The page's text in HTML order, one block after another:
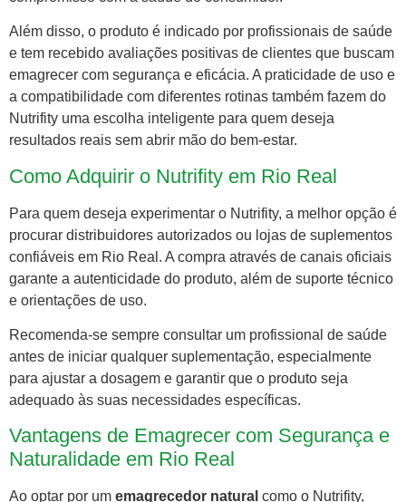
Além disso, o produto é indicado por profissionais de saúde
e tem recebido avaliações positivas de clientes que buscam
emagrecer com segurança e eficácia. A praticidade de uso e
a compatibilidade com diferentes rotinas também fazem do
Nutrifity uma escolha inteligente para quem deseja
resultados reais sem abrir mão do bem-estar.
Como Adquirir o Nutrifity em Rio Real
Para quem deseja experimentar o Nutrifity, a melhor opção é
procurar distribuidores autorizados ou lojas de suplementos
confiáveis em Rio Real. A compra através de canais oficiais
garante a autenticidade do produto, além de suporte técnico
e orientações de uso.
Recomenda-se sempre consultar um profissional de saúde
antes de iniciar qualquer suplementação, especialmente
para ajustar a dosagem e garantir que o produto seja
adequado às suas necessidades específicas.
Vantagens de Emagrecer com Segurança e
Naturalidade em Rio Real
Ao optar por um emagrecedor natural como o Nutrifity,